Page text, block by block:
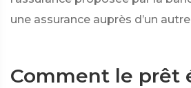
une assurance auprès d’un
Comment le prêt